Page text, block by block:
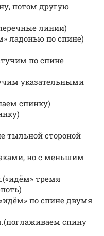
потом другую
линии)
ладонью по спине)
по спине
указательными
спинку)
тыльной стороной
но с меньшим
тремя
по спине двумя
спину